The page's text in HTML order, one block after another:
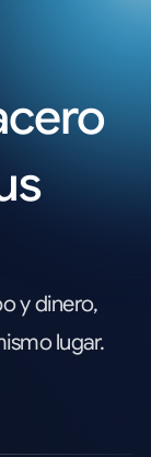
y dinero,
lugar.